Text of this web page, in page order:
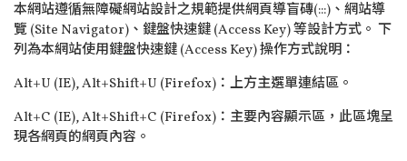
本網站遵循無障礙網站設計之規範提供網頁導盲磚(:::)、網站導
覽 (Site Navigator)、鍵盤快速鍵 (Access Key) 等設計方式。 下
列為本網站使用鍵盤快速鍵 (Access Key) 操作方式說明：
Alt+U (IE), Alt+Shift+U (Firefox)：上方主選單連結區。
Alt+C (IE), Alt+Shift+C (Firefox)：主要內容顯示區，此區塊呈
現各網頁的網頁內容。